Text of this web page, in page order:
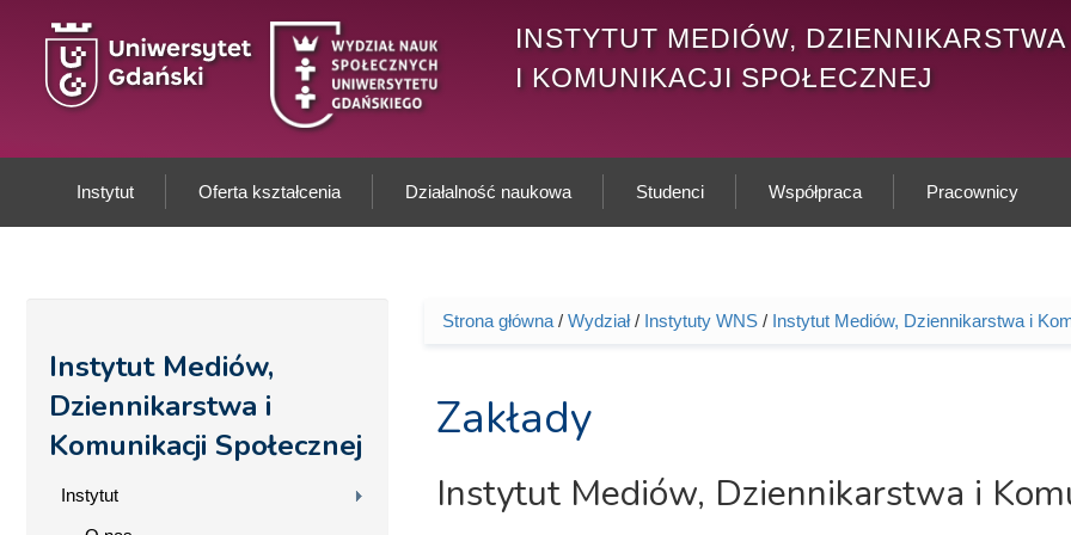
INSTYTUT MEDIÓW, DZIENNIKARSTWA
I KOMUNIKACJI SPOŁECZNEJ
Instytut Oferta kształcenia Działalność naukowa Studenci Współpraca Pracownicy
Instytut Mediów,
Dziennikarstwa i
Komunikacji Społecznej
Instytut
Jesteś tutaj
Strona główna/ Wydział/ Instytuty WNS/ Instytut Mediów, Dziennikarstwa i
Zakłady
Instytut Mediów, Dziennikarstwa i